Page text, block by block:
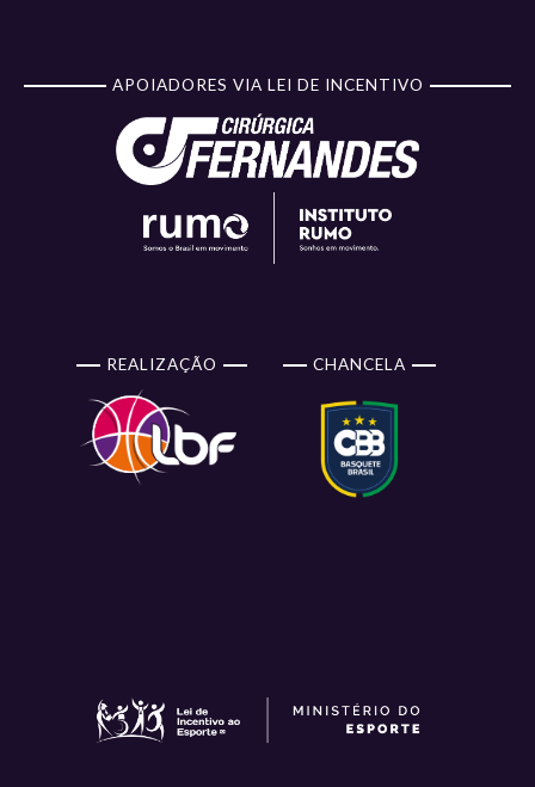
APOIADORES VIA LEI DE INCENTIVO
REALIZAÇÃO CHANCELA